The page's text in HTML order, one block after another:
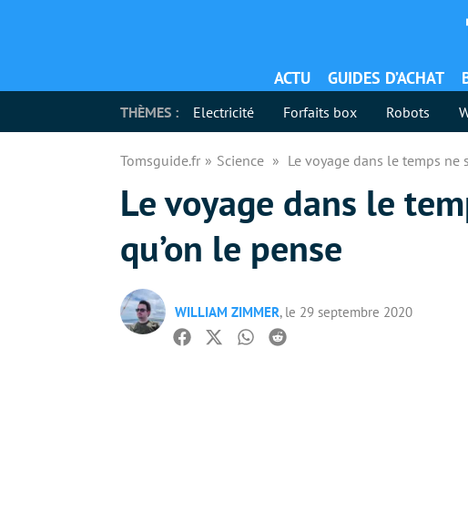
ACTU GUIDES D’ACHAT
THÈMES : Electricité Forfaits box Robots
Tomsguide.fr Science Le voyage dans le temps ne
Le voyage dans le
qu’on le pense
WILLIAM ZIMMER, le 29 septembre 2020
Facebook
TwitterWhatsapp
Reddit